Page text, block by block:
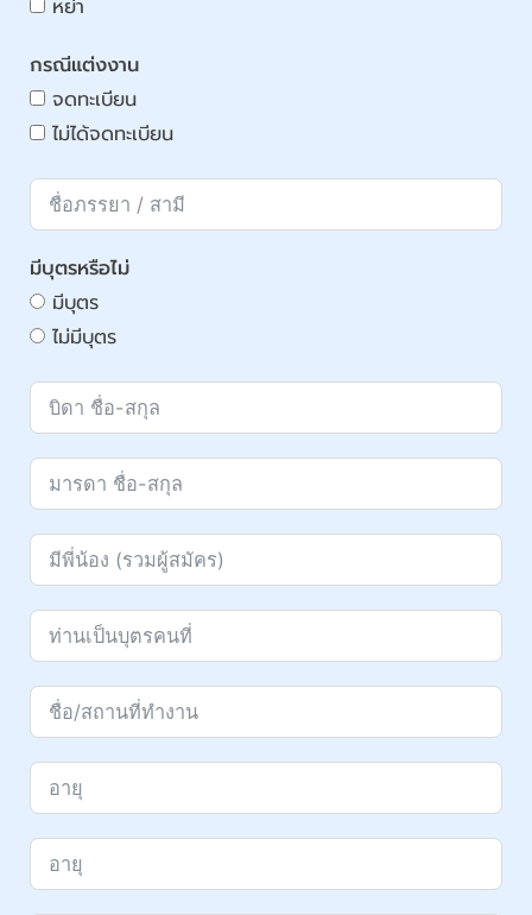
หย่า
กรณีแต่งงาน
จดทะเบียน
ไม่ได้จดทะเบียน
มีบุตรหรือไม่
มีบุตร
ไม่มีบุตร